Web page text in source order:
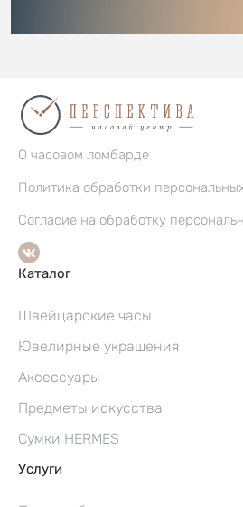
О часовом ломбарде
Политика обработки
Согласие на обработку
Каталог
Швейцарские часы
Ювелирные украшения
Аксессуары
Предметы искусства
Сумки HERMES
Услуги